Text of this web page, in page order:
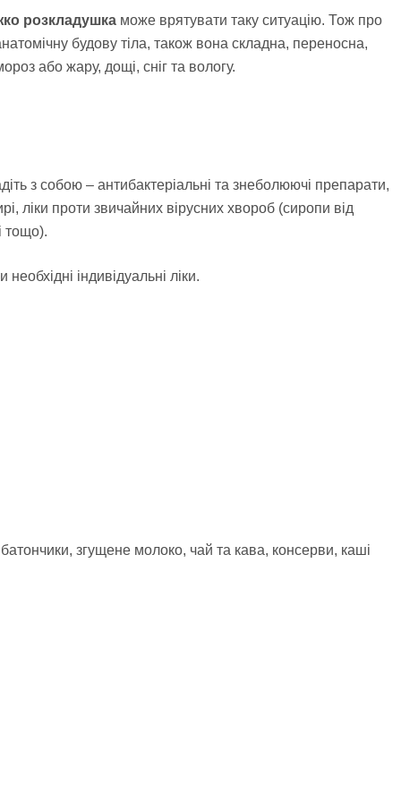
розкладушка може врятувати таку ситуацію. Тож про
будову тіла, також вона складна, переносна,
або жару, дощі, сніг та вологу.
з собою – антибактеріальні та знеболюючі препарати,
ліки проти звичайних вірусних хвороб (сиропи від
тощо).
індивідуальні ліки.
згущене молоко, чай та кава, консерви, каші